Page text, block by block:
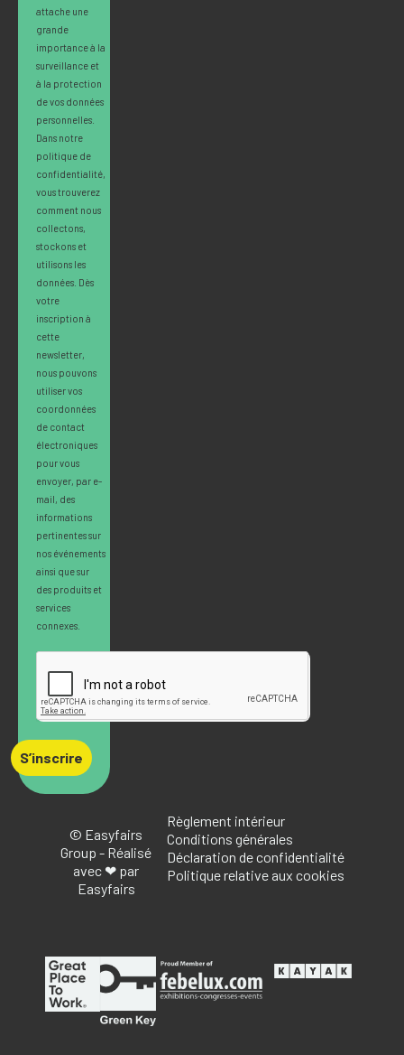
attache une
grande
importance à la
surveillance et
à la protection
de vos données
personnelles.
Dans notre
politique de
confidentialité,
vous trouverez
comment nous
collectons,
stockons et
utilisons les
données. Dès
votre
inscription à
cette
newsletter,
nous pouvons
utiliser vos
coordonnées
de contact
électroniques
pour vous
envoyer, par e-
mail, des
informations
pertinentes sur
nos événements
ainsi que sur
des produits et
services
connexes.
S’inscrire
© Easyfairs
Group - Réalisé
avec ❤ par
Easyfairs
Règlement intérieur
Conditions générales
Déclaration de confidentialité
Politique relative aux cookies